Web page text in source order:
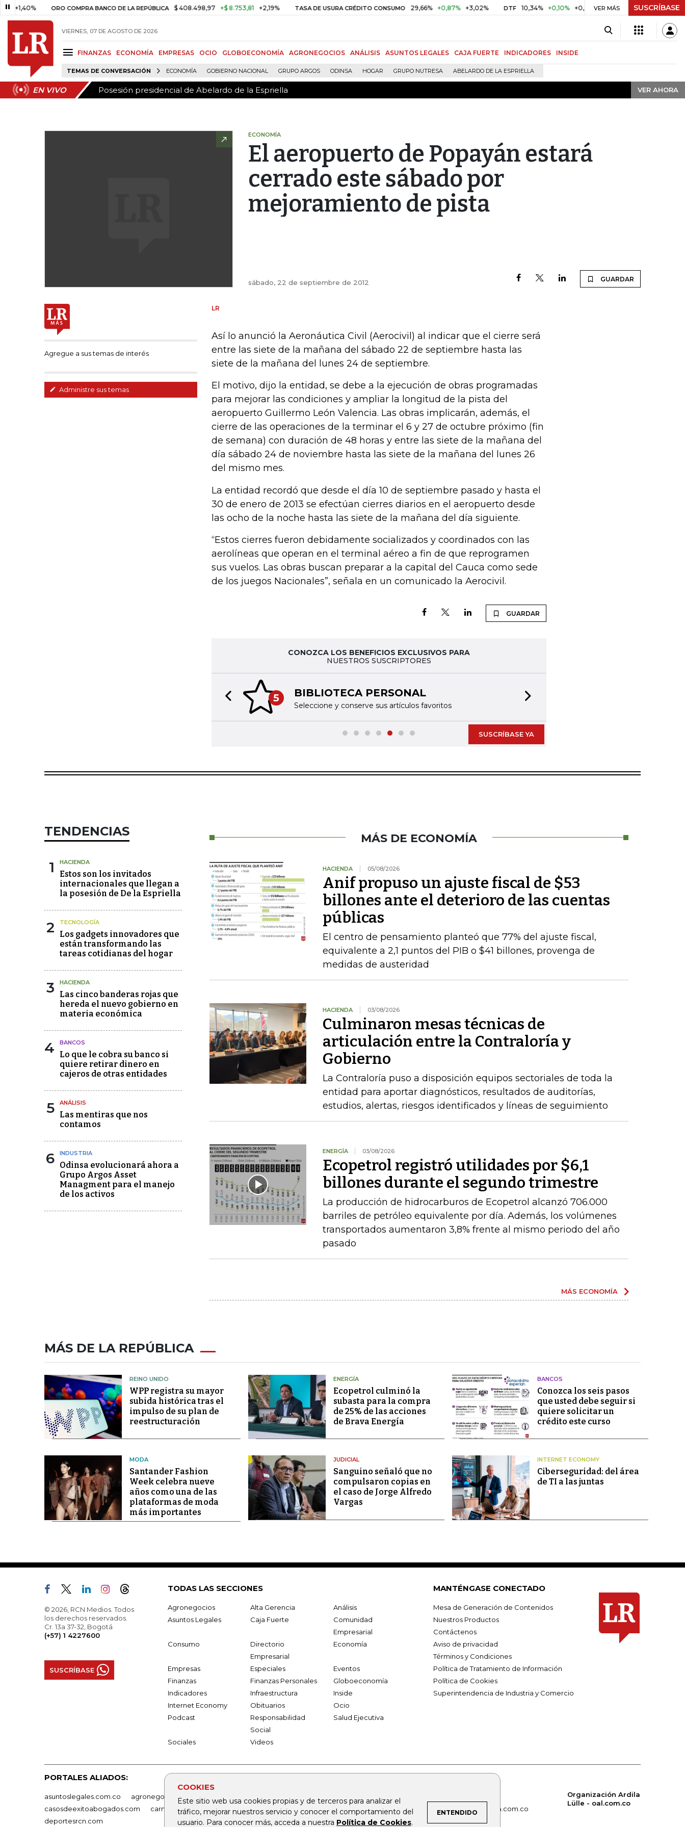
ORO COMPRA BANCO DE LA REPÚBLICA $ 408.498,97 +$ 8.753,81 +2,19% TASA DE USURA CRÉDITO CONSUMO 29,66% +0,87% +3,02% DTF 10,34% +0,10% +0,98% UVR $ 416,91 +$ 0,05 +0,01%
VER MÁS SUSCRÍBASE
VIERNES, 07 DE AGOSTO DE 2026
FINANZAS ECONOMÍA EMPRESAS OCIO GLOBOECONOMÍA AGRONEGOCIOS ANÁLISIS ASUNTOS LEGALES CAJA FUERTE INDICADORES INSIDE
TEMAS DE CONVERSACIÓN ECONOMÍA GOBIERNO NACIONAL GRUPO ARGOS ODINSA HOGAR GRUPO NUTRESA ABELARDO DE LA ESPRIELLA
EN VIVO Posesión presidencial de Abelardo de la Espriella VER AHORA
EN VIVO Posesión presidencial de Abelardo de la Espriella VER AHORA
COOKIES
Este sitio web usa cookies propias y de terceros para analizar el
tráfico, mejorar nuestros servicio y conocer el comportamiento del
usuario. Para conocer más, acceda a nuestra Política de Cookies.
ENTENDIDO
ECONOMÍA
El aeropuerto de Popayán estará
cerrado este sábado por
mejoramiento de pista
sábado, 22 de septiembre de 2012 GUARDAR
Agregue a sus temas de interés
Administre sus temas
LR
Así lo anunció la Aeronáutica Civil (Aerocivil) al indicar que el cierre será
entre las siete de la mañana del sábado 22 de septiembre hasta las
siete de la mañana del lunes 24 de septiembre.
El motivo, dijo la entidad, se debe a la ejecución de obras programadas
para mejorar las condiciones y ampliar la longitud de la pista del
aeropuerto Guillermo León Valencia. Las obras implicarán, además, el
cierre de las operaciones de la terminar el 6 y 27 de octubre próximo (fin
de semana) con duración de 48 horas y entre las siete de la mañana del
día sábado 24 de noviembre hasta las siete de la mañana del lunes 26
del mismo mes.
La entidad recordó que desde el día 10 de septiembre pasado y hasta el
30 de enero de 2013 se efectúan cierres diarios en el aeropuerto desde
las ocho de la noche hasta las siete de la mañana del día siguiente.
“Estos cierres fueron debidamente socializados y coordinados con las
aerolíneas que operan en el terminal aéreo a fin de que reprogramen
sus vuelos. Las obras buscan preparar a la capital del Cauca como sede
de los juegos Nacionales”, señala en un comunicado la Aerocivil.
GUARDAR
CONOZCA LOS BENEFICIOS EXCLUSIVOS PARA
NUESTROS SUSCRIPTORES
5 BIBLIOTECA PERSONAL
Seleccione y conserve sus artículos favoritos
Previous slide
SUSCRÍBASE YA
TENDENCIAS
1 HACIENDA
Estos son los invitados
internacionales que llegan a
la posesión de De la Espriella
2 TECNOLOGÍA
Los gadgets innovadores que
están transformando las
tareas cotidianas del hogar
3 HACIENDA
Las cinco banderas rojas que
hereda el nuevo gobierno en
materia económica
4 BANCOS
Lo que le cobra su banco si
quiere retirar dinero en
cajeros de otras entidades
5 ANÁLISIS
Las mentiras que nos
contamos
6 INDUSTRIA
Odinsa evolucionará ahora a
Grupo Argos Asset
Managment para el manejo
de los activos
MÁS DE ECONOMÍA
HACIENDA 05/08/2026
Anif propuso un ajuste fiscal de $53
billones ante el deterioro de las cuentas
públicas
El centro de pensamiento planteó que 77% del ajuste fiscal,
equivalente a 2,1 puntos del PIB o $41 billones, provenga de
medidas de austeridad
HACIENDA 03/08/2026
Culminaron mesas técnicas de
articulación entre la Contraloría y
Gobierno
La Contraloría puso a disposición equipos sectoriales de toda la
entidad para aportar diagnósticos, resultados de auditorías,
estudios, alertas, riesgos identificados y líneas de seguimiento
ENERGÍA 03/08/2026
Ecopetrol registró utilidades por $6,1
billones durante el segundo trimestre
La producción de hidrocarburos de Ecopetrol alcanzó 706.000
barriles de petróleo equivalente por día. Además, los volúmenes
transportados aumentaron 3,8% frente al mismo periodo del año
pasado
MÁS ECONOMÍA
MÁS DE LA REPÚBLICA
REINO UNIDO
WPP registra su mayor
subida histórica tras el
impulso de su plan de
reestructuración
ENERGÍA
Ecopetrol culminó la
subasta para la compra
de 25% de las acciones
de Brava Energía
BANCOS
Conozca los seis pasos
que usted debe seguir si
quiere solicitar un
crédito este curso
MODA
Santander Fashion
Week celebra nueve
años como una de las
plataformas de moda
más importantes
JUDICIAL
Sanguino señaló que no
compulsaron copias en
el caso de Jorge Alfredo
Vargas
INTERNET ECONOMY
Ciberseguridad: del área
de TI a las juntas
© 2026, RCN Medios. Todos
los derechos reservados.
Cr. 13a 37-32, Bogotá
(+57) 1 4227600
SUSCRÍBASE
TODAS LAS SECCIONES
Agronegocios Alta Gerencia
Análisis
Asuntos Legales
Caja Fuerte
Comunidad
Empresarial
Consumo
Directorio
Empresarial
Economía
Empresas Especiales
Eventos
Finanzas
Finanzas Personales
Globoeconomía
Indicadores
Infraestructura
Inside
Internet Economy
Obituarios
Ocio
Podcast
Responsabilidad
Social
Salud Ejecutiva
Sociales Videos
MANTÉNGASE CONECTADO
Mesa de Generación de Contenidos
Nuestros Productos
Contáctenos
Aviso de privacidad
Términos y Condiciones
Política de Tratamiento de Información
Política de Cookies
Superintendencia de Industria y Comercio
PORTALES ALIADOS:
asuntoslegales.com.co agronegocios.co empresas.larepublica.co firmasdeabogados.com
bolsaencolombia.com
casosdeexitoabogados.com
carnavalindustriacultural.com canalrcn.com rcnradio.com noticiasrcn.com lafm.com.co
alerta.com.co
deportesrcn.com
Organización Ardila
Lülle - oal.com.co